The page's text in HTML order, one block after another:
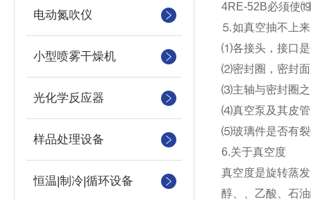
电动氮吹仪
小型喷雾干燥机
光化学反应器
样品处理设备
恒温|制冷|循环设备
4RE-52B必须使
⒌如真空抽不上
⑴各接头，接口
⑵密封圈，密封
⑶主轴与密封圈
⑷真空泵及其皮
⑸玻璃件是否有
6.关于真空度
真空度是旋转蒸
醇、、乙酸、石